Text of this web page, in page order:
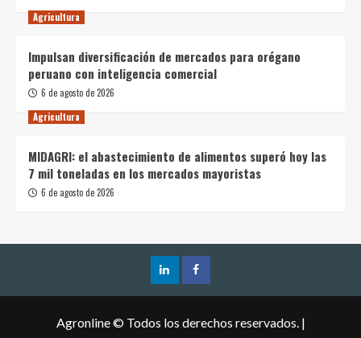
Agricultura
Impulsan diversificación de mercados para orégano
peruano con inteligencia comercial
6 de agosto de 2026
Agricultura
MIDAGRI: el abastecimiento de alimentos superó hoy las
7 mil toneladas en los mercados mayoristas
6 de agosto de 2026
Agronline © Todos los derechos reservados. |